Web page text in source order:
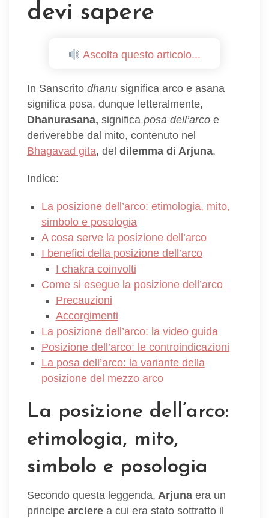
devi sapere
Ascolta questo articolo...
In Sanscrito dhanu significa arco e asana
significa posa, dunque letteralmente,
Dhanurasana, significa posa dell’arco e
deriverebbe dal mito, contenuto nel
Bhagavad gita, del dilemma di Arjuna.
Indice:
La posizione dell’arco: etimologia, mito,
simbolo e posologia
A cosa serve la posizione dell’arco
I benefici della posizione dell’arco
I chakra coinvolti
Come si esegue la posizione dell’arco
Precauzioni
Accorgimenti
La posizione dell’arco: la video guida
Posizione dell’arco: le controindicazioni
La posa dell’arco: la variante della
posizione del mezzo arco
La posizione dell’arco:
etimologia, mito,
simbolo e posologia
Secondo questa leggenda, Arjuna era un
principe arciere a cui era stato sottratto il